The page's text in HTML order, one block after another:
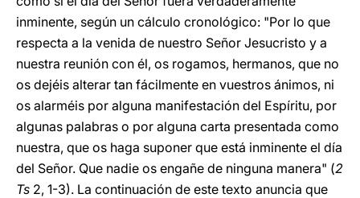
inminente, según un cálculo cronológico: "Por lo que
respecta a la venida de nuestro Señor Jesucristo y a
nuestra reunión con él, os rogamos, hermanos, que no
os dejéis alterar tan fácilmente en vuestros ánimos, ni
os alarméis por alguna manifestación del Espíritu, por
algunas palabras o por alguna carta presentada como
nuestra, que os haga suponer que está inminente el día
del Señor. Que nadie os engañe de ninguna manera" (2
Ts 2, 1-3). La continuación de este texto anuncia que